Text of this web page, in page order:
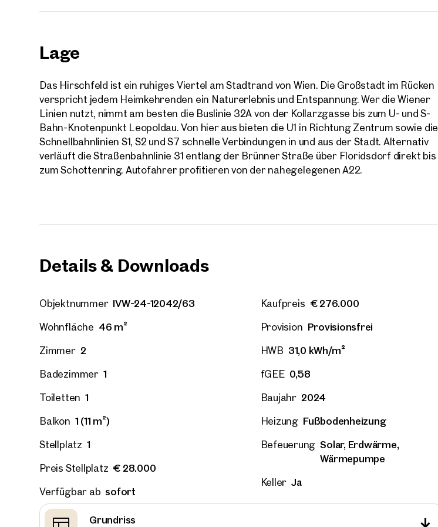
Lage
Das Hirschfeld ist ein ruhiges Viertel am Stadtrand von Wien. Die Großstadt im Rücken
verspricht jedem Heimkehrenden ein Naturerlebnis und Entspannung. Wer die Wiener
Linien nutzt, nimmt am besten die Buslinie 32A von der Kollarzgasse bis zum U- und S-
Bahn-Knotenpunkt Leopoldau. Von hier aus bieten die U1 in Richtung Zentrum sowie die
Schnellbahnlinien S1, S2 und S7 schnelle Verbindungen in und aus der Stadt. Alternativ
verläuft die Straßenbahnlinie 31 entlang der Brünner Straße über Floridsdorf direkt bis
zum Schottenring. Autofahrer profitieren von der nahegelegenen A22.
Details & Downloads
Objektnummer IVW-24-12042/63
Wohnfläche 46 m²
Zimmer 2
Badezimmer 1
Toiletten 1
Balkon 1 (11 m²)
Stellplatz 1
Preis Stellplatz € 28.000
Verfügbar ab sofort
Kaufpreis € 276.000
Provision Provisionsfrei
HWB 31,0 kWh/m²
fGEE 0,58
Baujahr 2024
Heizung Fußbodenheizung
Befeuerung Solar, Erdwärme,
Wärmepumpe
Keller Ja
Grundriss
Wien, 21. Floridsdorf
Großes Outdoor-Areal
2 Zimmer Balkon